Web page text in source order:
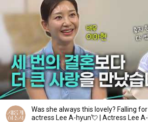
Was she always this lovely? Falling
actress Lee A-hyun💘 | Actress Lee A-